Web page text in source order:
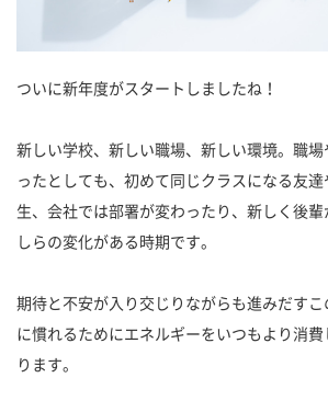
ついに新年度がスタートしましたね！
新しい学校、新しい職場、新しい環境。職
ったとしても、初めて同じクラスになる友
生、会社では部署が変わったり、新しく後
しらの変化がある時期です。
期待と不安が入り交じりながらも進みだす
に慣れるためにエネルギーをいつもより消
ります。